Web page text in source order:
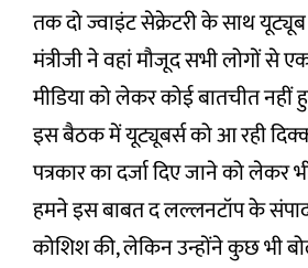
तक दो ज्वाइंट सेक्रेटरी के साथ
मंत्रीजी ने वहां मौजूद सभी लोगों से
मीडिया को लेकर कोई बातचीत नहीं
इस बैठक में यूट्यूबर्स को आ रही
पत्रकार का दर्जा दिए जाने को लेकर
हमने इस बाबत द लल्लनटॉप के
कोशिश की, लेकिन उन्होंने कुछ भी